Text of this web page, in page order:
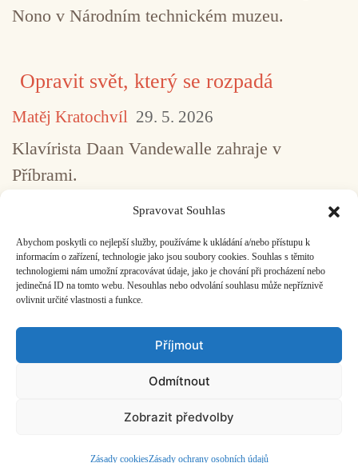
Spravovat Souhlas
Abychom poskytli co nejlepší služby, používáme k ukládání a/nebo přístupu k
informacím o zařízení, technologie jako jsou soubory cookies. Souhlas s těmito
technologiemi nám umožní zpracovávat údaje, jako je chování při procházení nebo
jedinečná ID na tomto webu. Nesouhlas nebo odvolání souhlasu může nepříznivě
ovlivnit určité vlastnosti a funkce.
Příjmout
Odmítnout
Zobrazit předvolby
Zásady cookiesZásady ochrany osobních údajů
Nono v Národním technickém muzeu.
Opravit svět, který se rozpadá
Matěj Kratochvíl 29. 5. 2026
Klavírista Daan Vandewalle zahraje v
Příbrami.
1 2 3 4 5 ... 517
ČASOPIS O JINÉ HUDBĚ | vydává Hudební informační středisko
©2026 HISvoice – design a adminAtelier Dokument